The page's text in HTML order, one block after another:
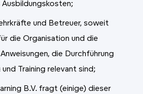
Ausbildungskosten;
und Betreuer, soweit
die Organisation und die
die Durchführung
Training relevant sind;
B.V. fragt (einige) dieser